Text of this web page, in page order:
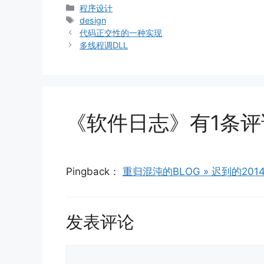
分
类
程序设计
标
签
design
代码正交性的一种实现
多线程调DLL
《软件日志》有1条
Pingback： 重归混沌的BLOG » 迟到的
发表评论